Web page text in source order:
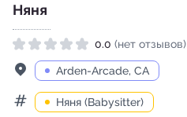
Няня
0.0 (нет отзывов)
Адрес
Arden-Arcade, CA
КатегорииНяня (Babysitter)